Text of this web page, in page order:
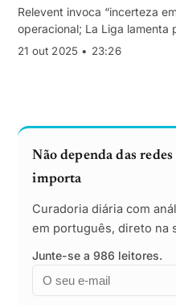
Relevent invoca “incerteza
operacional; La Liga
para internacionalizar o
21 out 2025 • 23:26
Não dependa das
importa
Curadoria diária com
em português, direto na
Junte-se a 986 leitores.
Email
Empresa